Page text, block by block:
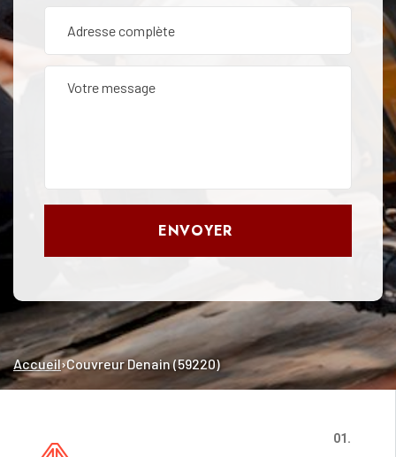
ENVOYER
Accueil›Couvreur Denain (59220)
01.